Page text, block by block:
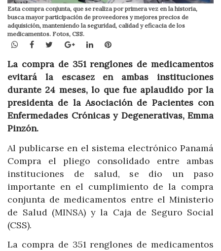
Esta compra conjunta, que se realiza por primera vez en la historia,
busca mayor participación de proveedores y mejores precios de
adquisición, manteniendo la seguridad, calidad y eficacia de los
medicamentos. Fotos, CSS.
WhatsApp
Facebook
TwitterGoogle+LinkedInPinterest
La compra de 351 renglones de medicamentos
evitará la escasez en ambas instituciones
durante 24 meses, lo que fue aplaudido por la
presidenta de la Asociación de Pacientes con
Enfermedades Crónicas y Degenerativas, Emma
Pinzón.
Al publicarse en el sistema electrónico Panamá
Compra el pliego consolidado entre ambas
instituciones de salud, se dio un paso
importante en el cumplimiento de la compra
conjunta de medicamentos entre el Ministerio
de Salud (MINSA) y la Caja de Seguro Social
(CSS).
La compra de 351 renglones de medicamentos